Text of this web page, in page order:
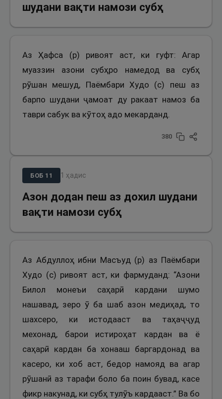
шудани вақти намози субҳ
Аз Ҳафса (р) ривоят аст, ки гуфт: Агар
муаззин азони субҳро намедод ва субҳ
рӯшан мешуд, Паёмбари Худо (с) пеш аз
барпо шудани ҷамоат ду ракаат намоз ба
таври сабук ва кӯтоҳ адо мекарданд.
380
БОБ 11 1 ҳадис
Азон додан пеш аз дохил шудани
вақти намози субҳ
Аз Абдуллоҳ ибни Масъуд (р) аз Паёмбари
Худо (с) ривоят аст, ки фармуданд: “Азони
Билол монеъи саҳарӣ кардани шумо
нашавад, зеро ӯ ба шаб азон медиҳад, то
шахсеро, ки истодааст ва таҳаҷҷуд
мехонад, барои истироҳат кардан ва ё
саҳарӣ кардан ба хонааш баргардонад ва
касеро, ки хоб аст, бедор намояд ва агар
рӯшанӣ аз тарафи боло ба поин бувад, касе
фикр накунад, ки субҳ тулӯъ кардааст.” Ва бо